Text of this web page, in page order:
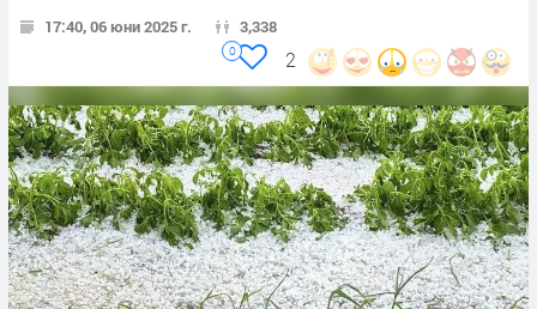
17:40, 06 юни 2025 г. 3,338
2
0